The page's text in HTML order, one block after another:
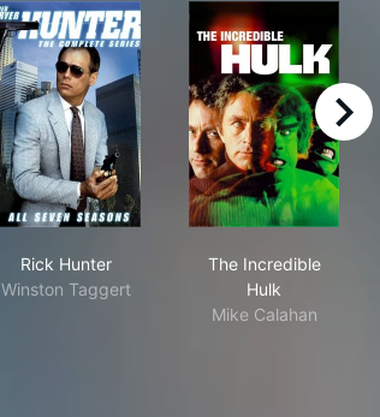
Rick Hunter
Winston Taggert
The Incredible
Hulk
Mike Calahan
right